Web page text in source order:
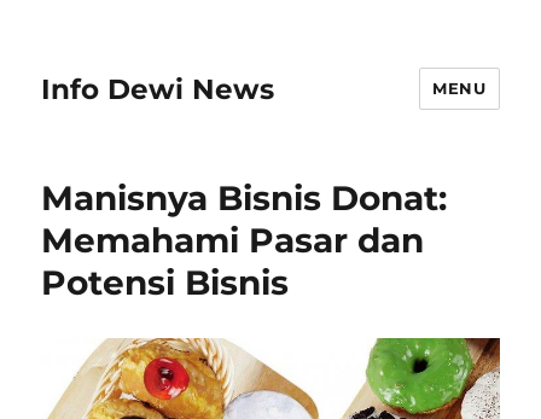
Info Dewi News MENU
Manisnya Bisnis Donat:
Memahami Pasar dan
Potensi Bisnis